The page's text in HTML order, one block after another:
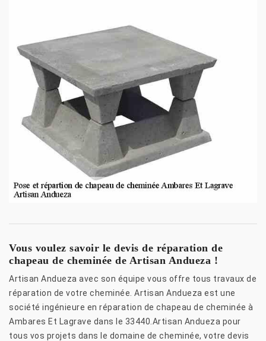
Vous voulez savoir le devis de réparation de
chapeau de cheminée de Artisan Andueza !
Artisan Andueza avec son équipe vous offre tous travaux de
réparation de votre cheminée. Artisan Andueza est une
société ingénieure en réparation de chapeau de cheminée à
Ambares Et Lagrave dans le 33440.Artisan Andueza pour
tous vos projets dans le domaine de cheminée, votre devis